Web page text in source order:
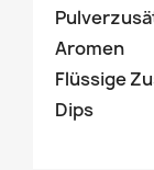
Aromen
Flüssige
Dips